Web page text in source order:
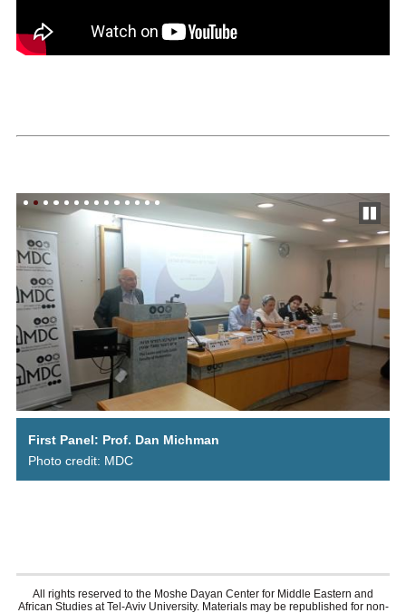
First Panel: Prof. Dan Michman
Photo credit: MDC
All rights reserved to the Moshe Dayan Center for Middle Eastern and
African Studies at Tel-Aviv University. Materials may be republished for non-